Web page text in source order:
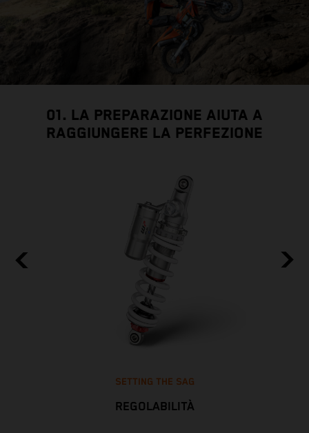
01. LA PREPARAZIONE AIUTA A
RAGGIUNGERE LA PERFEZIONE
SETTING THE SAG
REGOLABILITÀ